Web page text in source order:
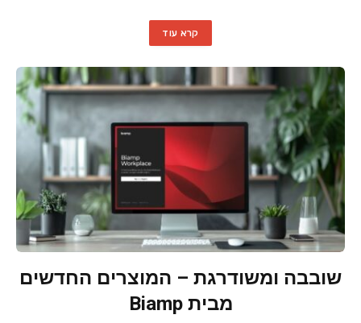
קרא עוד
שובבה ומשודרגת – המוצרים החדשים
מבית Biamp